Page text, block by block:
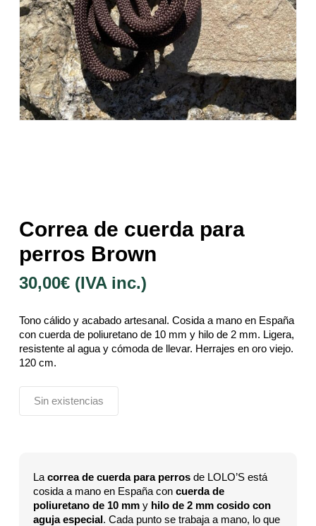
Correa de cuerda para
perros Brown
30,00€ (IVA inc.)
Tono cálido y acabado artesanal. Cosida a mano en España
con cuerda de poliuretano de 10 mm y hilo de 2 mm. Ligera,
resistente al agua y cómoda de llevar. Herrajes en oro viejo.
120 cm.
Sin existencias
La correa de cuerda para perrosde LOLO’S está
cosida a mano en España con cuerda de
poliuretano de 10 mmy hilo de 2 mm cosido con
aguja especial. Cada punto se trabaja a mano, lo que